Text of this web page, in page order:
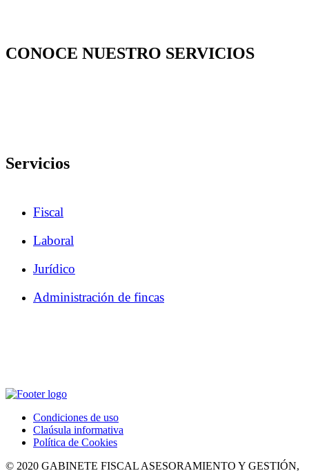
CONOCE NUESTRO SERVICIOS
Servicios
Fiscal
Laboral
Jurídico
Administración de fincas
Condiciones de uso
Claúsula informativa
Política de Cookies
© 2020 GABINETE FISCAL ASESORAMIENTO Y GESTIÓN,